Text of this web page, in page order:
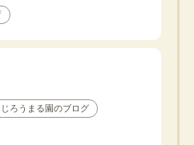
じろうまる園のブログ